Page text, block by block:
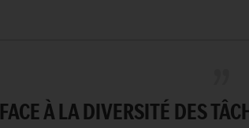
FACE À LA DIVERSITÉ DES